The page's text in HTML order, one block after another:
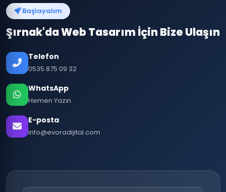
Başlayalım
Şırnak'da Web Tasarım İçin Bize Ulaşın
Telefon
0535 875 09 32
WhatsApp
Hemen Yazın
E-posta
info@evoradijital.com